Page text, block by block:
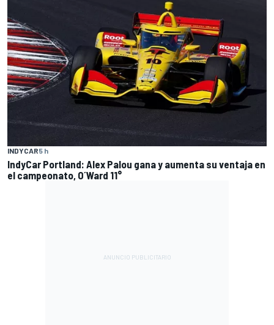
INDYCAR5 h
IndyCar Portland: Alex Palou gana y aumenta su ventaja en
el campeonato, O´Ward 11°